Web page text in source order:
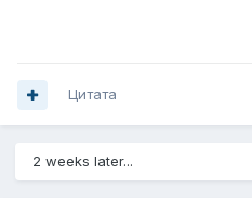
Цитата
2 weeks later...